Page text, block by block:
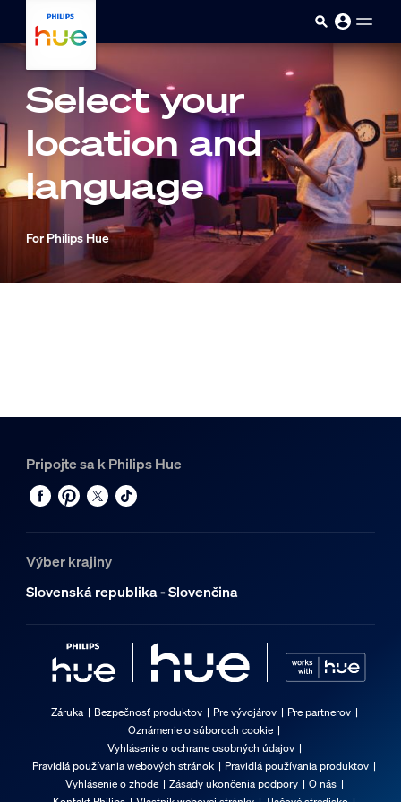
Select your
location and
language
For Philips Hue
Pripojte sa k Philips Hue
Výber krajiny
Slovenská republika - Slovenčina
Záruka Bezpečnosť produktov Pre vývojárov
Pre partnerov
Oznámenie o súboroch cookie
Vyhlásenie o ochrane osobných údajov
Pravidlá používania webových stránok
Pravidlá používania produktov
Vyhlásenie o zhode
Zásady ukončenia podpory
O nás